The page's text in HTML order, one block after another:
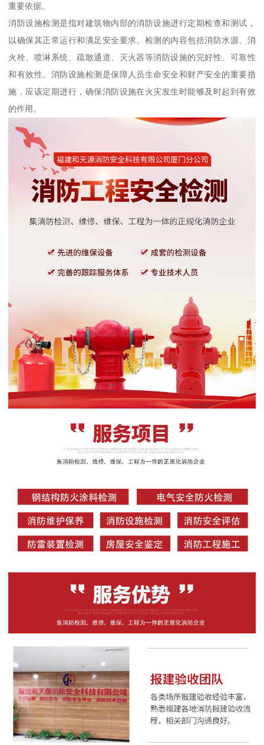
重要依据。
消防设施检测是指对建筑物内部的消防设施进行定期检查和测试，
以确保其正常运行和满足安全要求。检测的内容包括消防水源、消
火栓、喷淋系统、疏散通道、灭火器等消防设施的完好性、可靠性
和有效性。消防设施检测是保障人员生命安全和财产安全的重要措
施，应该定期进行，确保消防设施在火灾发生时能够及时起到有效
的作用。